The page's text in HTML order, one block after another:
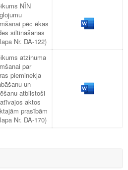
NĪN
pēc ēkas
siltināšanas
Nr. DA-122)
atzinuma
par
pieminekļa
un
atbilstoši
aktos
prasībām
Nr. DA-170)